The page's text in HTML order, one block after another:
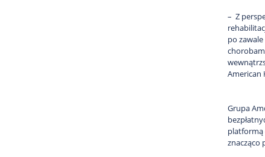
– Z
po
American
Grupa
platformą
znacząco